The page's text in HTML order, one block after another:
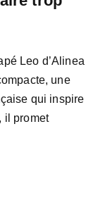
Leo d’Alinea
une
qui inspire
il promet